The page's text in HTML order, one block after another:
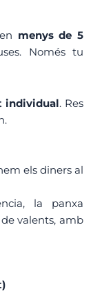
menys de 5
Només tu
individual. Res
els diners al
la panxa
valents, amb